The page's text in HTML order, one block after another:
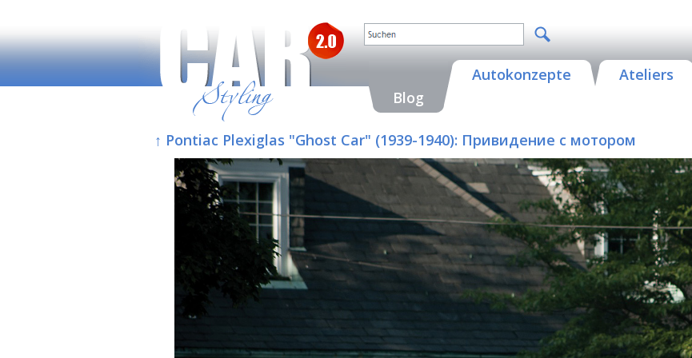
Blog
Autokonzepte Ateliers
↑ Pontiac Plexiglas "Ghost Car" (1939-1940): Привидение с мотором